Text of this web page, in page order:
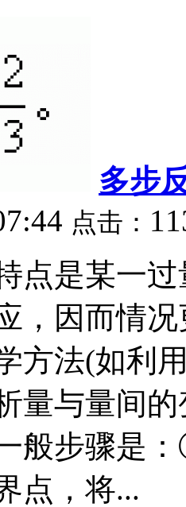
多步
点击：
点是某一
，因而情
方法(如利
量与量间
般步骤是
点，将...